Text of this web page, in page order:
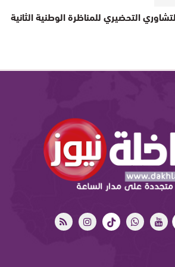
التحضيري للمناظرة الوطنية الثانية